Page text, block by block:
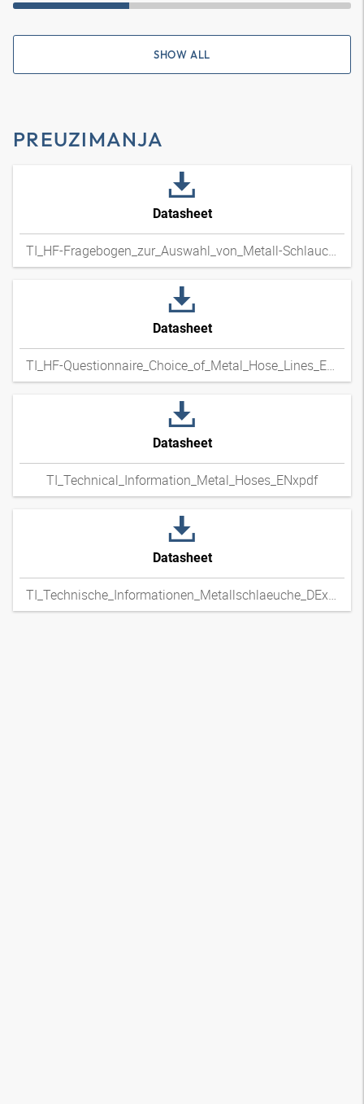
SHOW ALL
PREUZIMANJA
Datasheet
TI_HF-Fragebogen_zur_Auswahl_von_Metall-Schlauchleitungen_DExpdf
Datasheet
TI_HF-Questionnaire_Choice_of_Metal_Hose_Lines_ENxpdf
Datasheet
TI_Technical_Information_Metal_Hoses_ENxpdf
Datasheet
TI_Technische_Informationen_Metallschlaeuche_DExpdf